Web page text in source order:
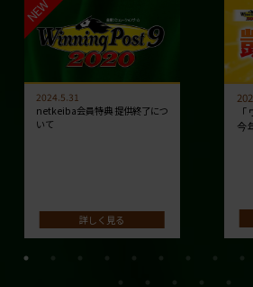
2024.5.31
netkeiba会員特典 提供終了につ
いて
詳しく見る
今